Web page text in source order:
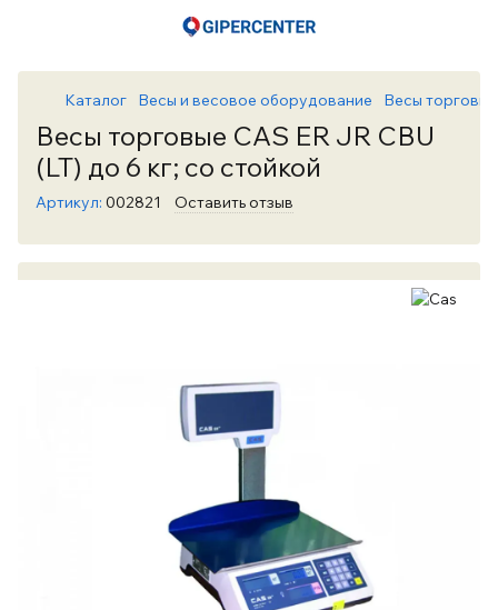
Каталог Весы и весовое оборудование Весы торговые
Весы торговые CAS ER JR CBU
(LT) до 6 кг; со стойкой
Артикул: 002821 Оставить отзыв